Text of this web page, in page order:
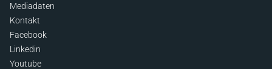
Mediadaten
Kontakt
Facebook
Linkedin
Youtube